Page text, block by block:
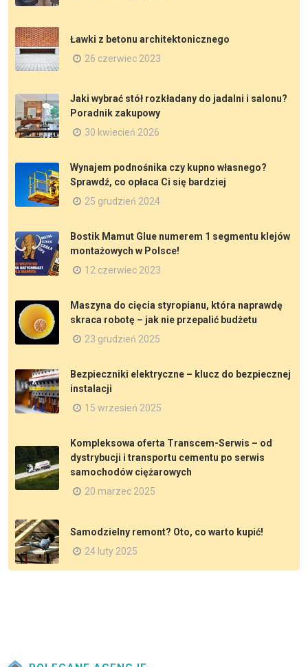
Ławki z betonu architektonicznego
26 czerwiec 2023
Jaki wybrać stół rozkładany do jadalni i salonu?
Poradnik zakupowy
30 kwiecień 2026
Wynajem podnośnika czy kupno własnego?
Sprawdź, co opłaca Ci się bardziej
25 grudzień 2024
Bostik Mamut Glue numerem 1 segmentu klejów
montażowych w Polsce!
12 czerwiec 2023
Maszyna do cięcia styropianu, która naprawdę
skraca robotę – jak nie przepalić budżetu
23 grudzień 2025
Bezpieczniki elektryczne – klucz do bezpiecznej
instalacji
15 wrzesień 2025
Kompleksowa oferta Transcem-Serwis – od
dystrybucji i transportu cementu po serwis
samochodów ciężarowych
20 marzec 2025
Samodzielny remont? Oto, co warto kupić!
24 luty 2025